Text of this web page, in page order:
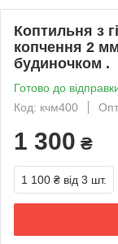
Коптильня з
копчення 2
будиночком .
Готово до
Код: кчм400
Опт
1 300 ₴
1 100 ₴ від 3 шт.